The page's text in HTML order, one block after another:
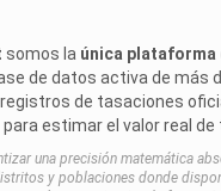
somos la única plataforma
de datos activa de más
de tasaciones
estimar el valor real de
una precisión matemática
y poblaciones donde